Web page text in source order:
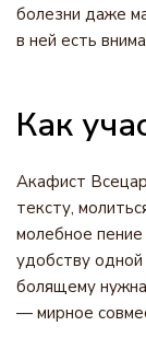
болезни даже
в ней есть
Как
Акафист
тексту,
молебное
удобству
болящему
— мирное